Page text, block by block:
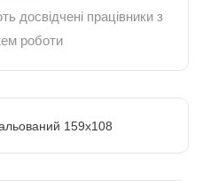
досвідчені працівники з
роботи
159х108